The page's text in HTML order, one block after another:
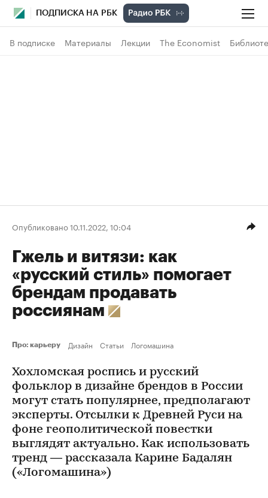
ПОДПИСКА НА РБК
В подписке Материалы Лекции The Economist
Опубликовано 10.11.2022, 10:04
Гжель и витязи: как
«русский стиль» помогает
брендам продавать
россиянам
Про: карьеру Дизайн Статьи Логомашина
Хохломская роспись и русский
фольклор в дизайне брендов в России
могут стать популярнее, предполагают
эксперты. Отсылки к Древней Руси на
фоне геополитической повестки
выглядят актуально. Как использовать
тренд — рассказала Карине Бадалян
(«Логомашина»)